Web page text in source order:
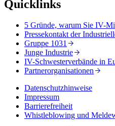
Quicklinks
5 Gründe, warum Sie IV-
Pressekontakt der
Gruppe 1031
Junge Industrie
IV-Schwesterverbände in
Partnerorganisationen
Datenschutzhinweise
Impressum
Barrierefreiheit
Whistleblowing und